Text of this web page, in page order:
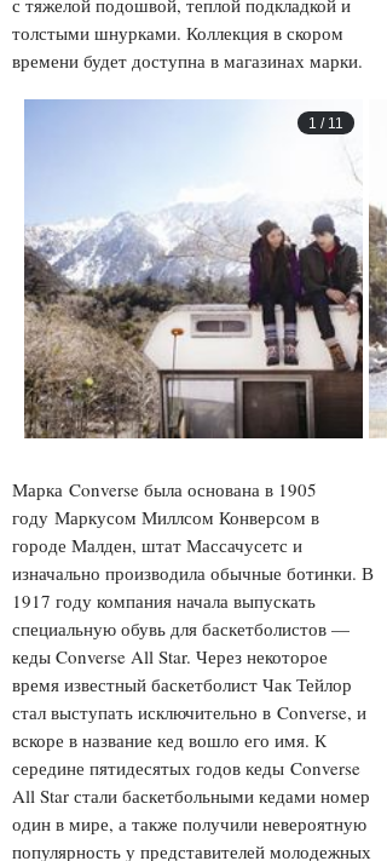
с тяжелой подошвой, теплой подкладкой и
толстыми шнурками. Коллекция в скором
времени будет доступна в магазинах марки.
1 / 11
Марка Converse была основана в 1905
году Маркусом Миллсом Конверсом в
городе Малден, штат Массачусетс и
изначально производила обычные ботинки. В
1917 году компания начала выпускать
специальную обувь для баскетболистов —
кеды Converse All Star . Через некоторое
время известный баскетболист Чак Тейлор
стал выступать исключительно в Converse , и
вскоре в название кед вошло его имя. К
середине пятидесятых годов кеды Converse
All Star стали баскетбольными кедами номер
один в мире, а также получили невероятную
популярность у представителей молодежных